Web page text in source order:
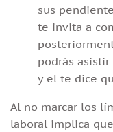
sus
te invita a
podrás
y el te dice
Al no marcar los
laboral implica